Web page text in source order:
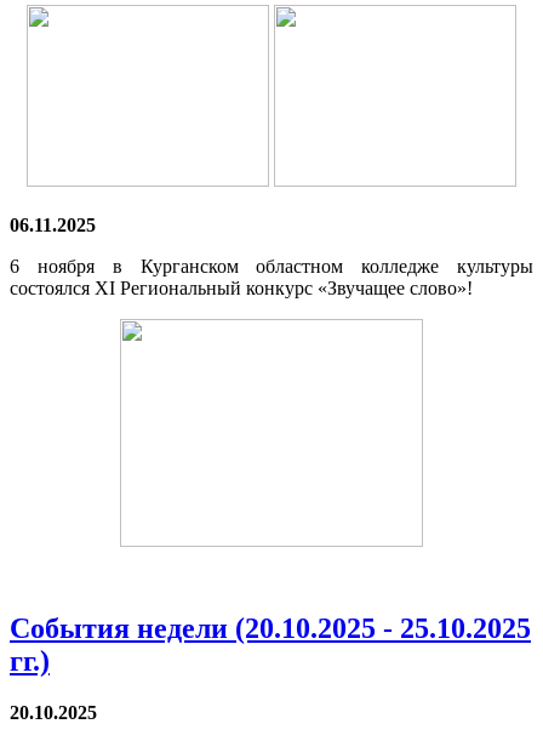
06.11.2025
6 ноября в Курганском областном колледже культуры
состоялся XI Региональный конкурс «Звучащее слово»!
События недели (20.10.2025 - 25.10.2025
гг.)
20.10.2025